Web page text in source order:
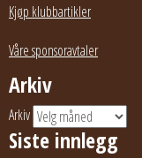
Kjøp klubbartikler
Våre sponsoravtaler
Arkiv
Arkiv
Siste innlegg